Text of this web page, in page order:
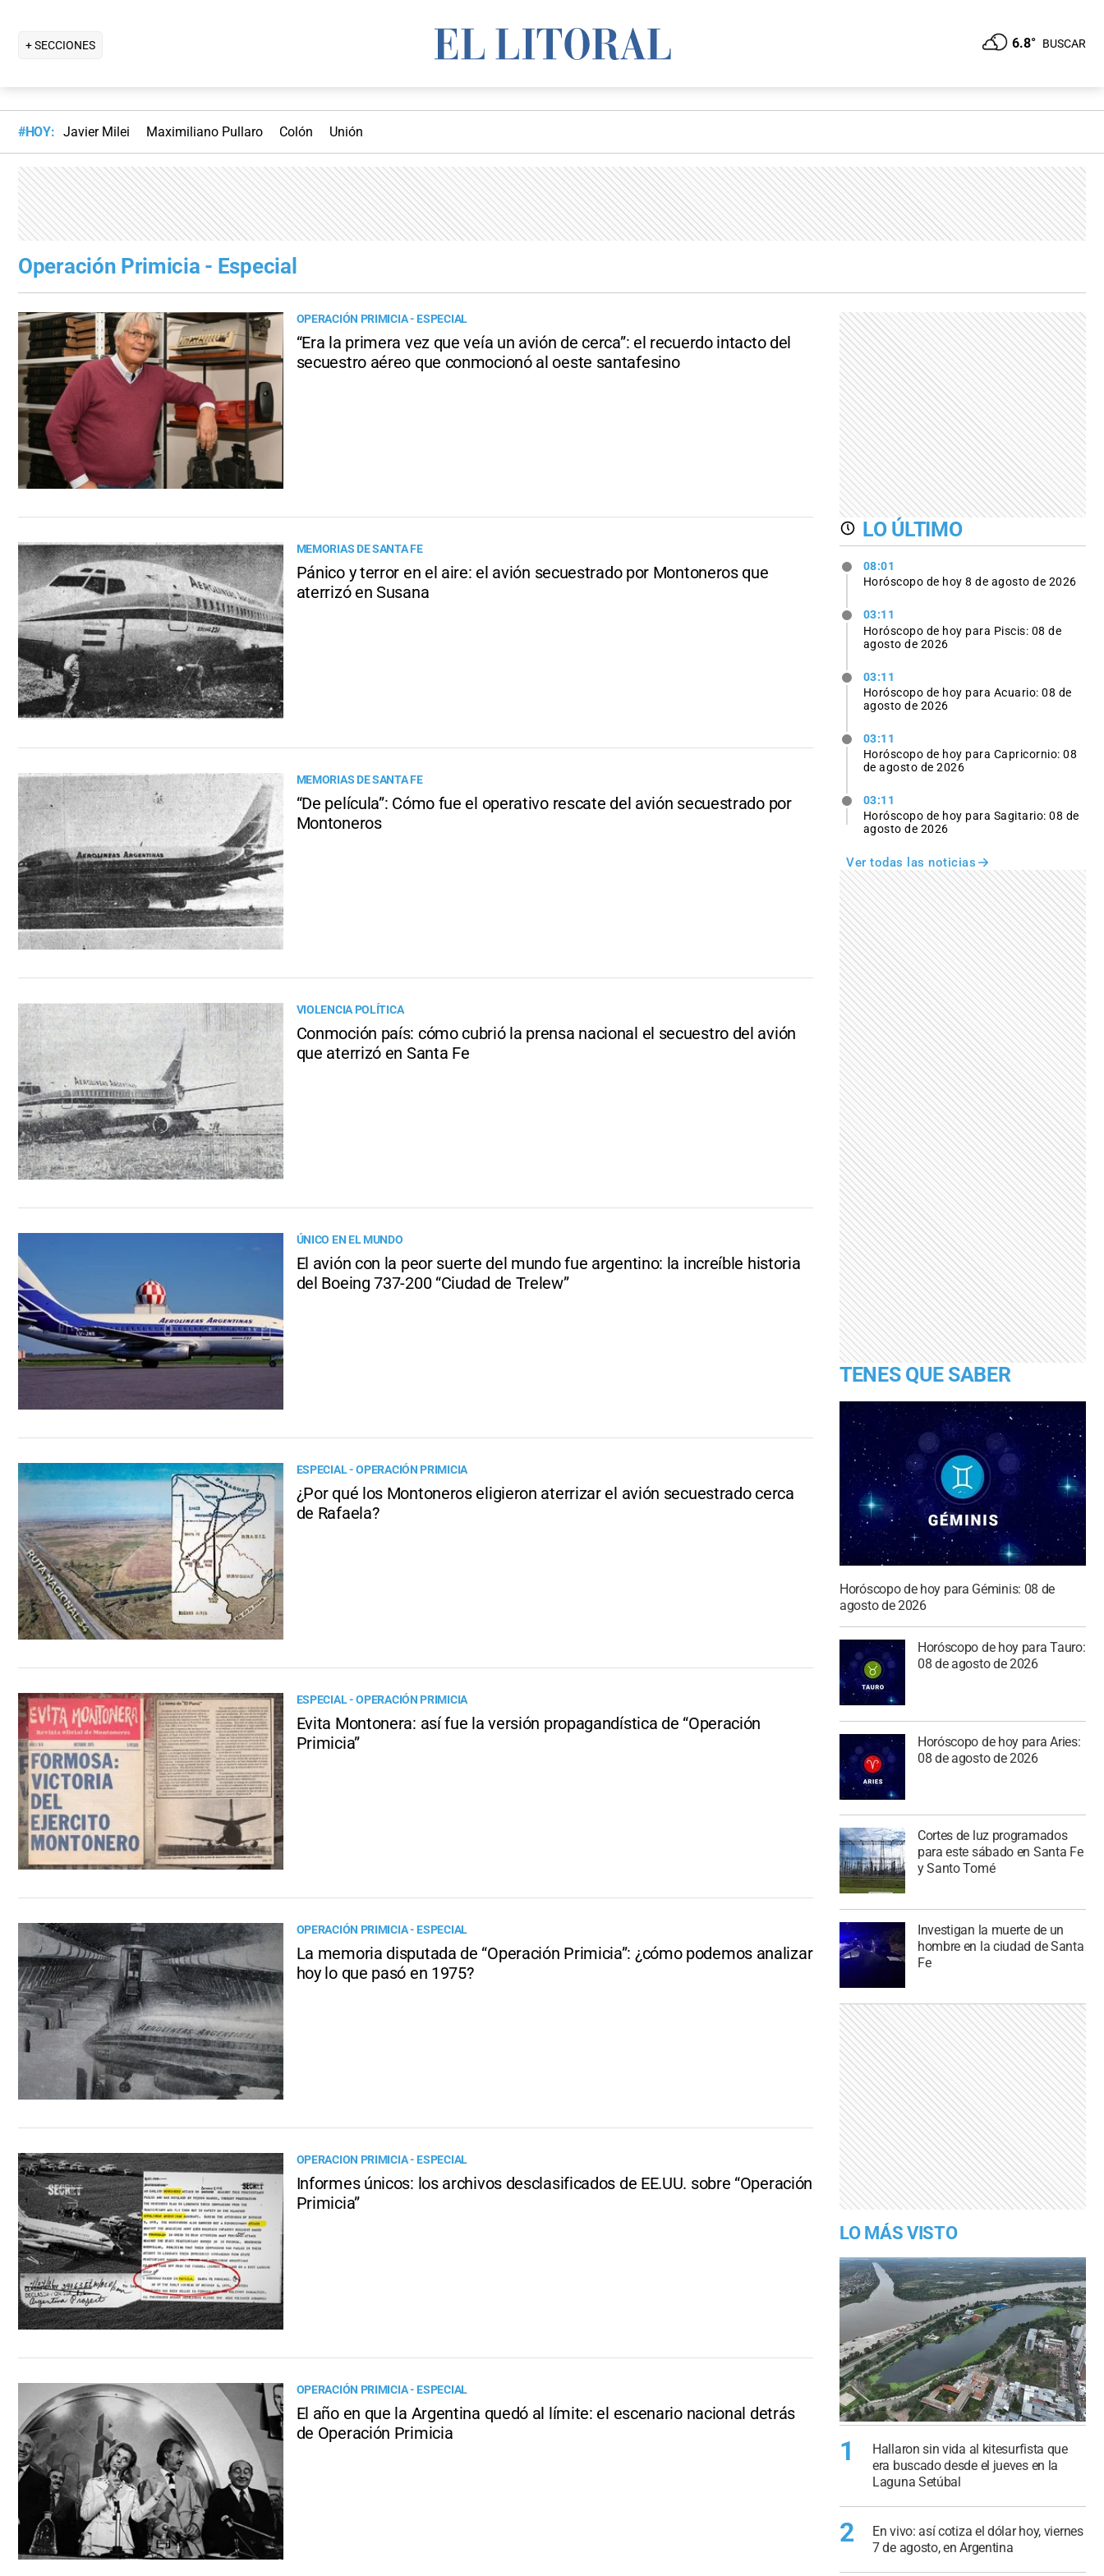
+ SECCIONES 6.8° BUSCAR
#HOY: Javier Milei Maximiliano Pullaro Colón Unión
Operación Primicia - Especial
OPERACIÓN PRIMICIA - ESPECIAL
“Era la primera vez que veía un avión de cerca”: el recuerdo intacto del
secuestro aéreo que conmocionó al oeste santafesino
MEMORIAS DE SANTA FE
Pánico y terror en el aire: el avión secuestrado por Montoneros que
aterrizó en Susana
MEMORIAS DE SANTA FE
“De película”: Cómo fue el operativo rescate del avión secuestrado por
Montoneros
VIOLENCIA POLÍTICA
Conmoción país: cómo cubrió la prensa nacional el secuestro del avión
que aterrizó en Santa Fe
ÚNICO EN EL MUNDO
El avión con la peor suerte del mundo fue argentino: la increíble historia
del Boeing 737-200 “Ciudad de Trelew”
ESPECIAL - OPERACIÓN PRIMICIA
¿Por qué los Montoneros eligieron aterrizar el avión secuestrado cerca
de Rafaela?
ESPECIAL - OPERACIÓN PRIMICIA
Evita Montonera: así fue la versión propagandística de “Operación
Primicia”
OPERACIÓN PRIMICIA - ESPECIAL
La memoria disputada de “Operación Primicia”: ¿cómo podemos analizar
hoy lo que pasó en 1975?
OPERACION PRIMICIA - ESPECIAL
Informes únicos: los archivos desclasificados de EE.UU. sobre “Operación
Primicia”
OPERACIÓN PRIMICIA - ESPECIAL
El año en que la Argentina quedó al límite: el escenario nacional detrás
de Operación Primicia
LO ÚLTIMO
08:01
Horóscopo de hoy 8 de agosto de 2026
03:11
Horóscopo de hoy para Piscis: 08 de
agosto de 2026
03:11
Horóscopo de hoy para Acuario: 08 de
agosto de 2026
03:11
Horóscopo de hoy para Capricornio: 08
de agosto de 2026
03:11
Horóscopo de hoy para Sagitario: 08 de
agosto de 2026
Ver todas las noticias
TENES QUE SABER
Horóscopo de hoy para Géminis: 08 de
agosto de 2026
Horóscopo de hoy para Tauro:
08 de agosto de 2026
Horóscopo de hoy para Aries:
08 de agosto de 2026
Cortes de luz programados
para este sábado en Santa Fe
y Santo Tomé
Investigan la muerte de un
hombre en la ciudad de Santa
Fe
LO MÁS VISTO
1
Hallaron sin vida al kitesurfista que
era buscado desde el jueves en la
Laguna Setúbal
2
En vivo: así cotiza el dólar hoy, viernes
7 de agosto, en Argentina